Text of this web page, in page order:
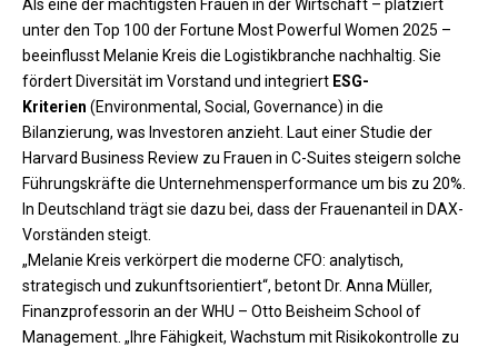
Als eine der mächtigsten Frauen in der Wirtschaft – platziert
unter den Top 100 der Fortune Most Powerful Women 2025 –
beeinflusst Melanie Kreis die Logistikbranche nachhaltig. Sie
fördert Diversität im Vorstand und integriert ESG-
Kriterien (Environmental, Social, Governance) in die
Bilanzierung, was Investoren anzieht. Laut einer Studie der
Harvard Business Review zu Frauen in C-Suites steigern solche
Führungskräfte die Unternehmensperformance um bis zu 20%.
In Deutschland trägt sie dazu bei, dass der Frauenanteil in DAX-
Vorständen steigt.​
„Melanie Kreis verkörpert die moderne CFO: analytisch,
strategisch und zukunftsorientiert“, betont Dr. Anna Müller,
Finanzprofessorin an der WHU – Otto Beisheim School of
Management. „Ihre Fähigkeit, Wachstum mit Risikokontrolle zu